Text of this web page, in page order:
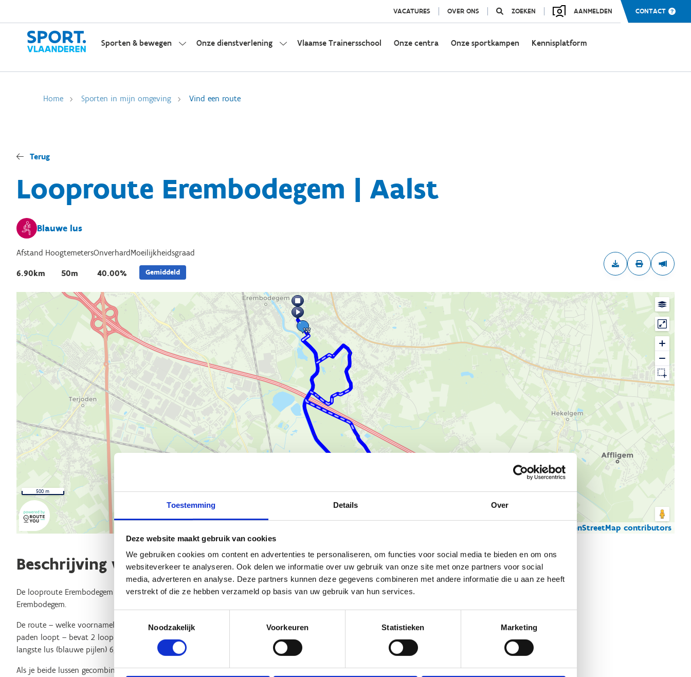
Toestemming Details Over
Deze website maakt gebruik van cookies
We gebruiken cookies om content en advertenties te personaliseren, om functies voor social media te bieden en om ons
websiteverkeer te analyseren. Ook delen we informatie over uw gebruik van onze site met onze partners voor social
media, adverteren en analyse. Deze partners kunnen deze gegevens combineren met andere informatie die u aan ze heeft
verstrekt of die ze hebben verzameld op basis van uw gebruik van hun services.
Noodzakelijk
Voorkeuren Statistieken Marketing
VACATURES OVER ONS ZOEKEN AANMELDEN CONTACT
Sporten & bewegen Onze dienstverlening Vlaamse Trainersschool Onze centra Onze sportkampen Kennisplatform
Home Sporten in mijn omgeving Vind een route
Terug
Looproute Erembodegem | Aalst
Blauwe lus
Afstand
6.90km
Hoogtemeters
50m
Onverhard
40.00%
Moeilijkheidsgraad
Gemiddeld
© OpenStreetMap contributors
500 m
Beschrijving van de route
De looproute Erembodegem start aan de Sporthal Denderdal in de Kortestraat 14 in 9320
Erembodegem.
De route – welke voornamelijk over landelijke, bosrijke (groene lus), veilige en verkeersarme
paden loopt – bevat 2 looplussen/afstanden. De kortste lus (groene pijlen) is 5,3 km lang, de
langste lus (blauwe pijlen) 6,9 km.
Als je beide lussen gecombineerd loopt kom je aan iets meer dan 12 km. De route bevat